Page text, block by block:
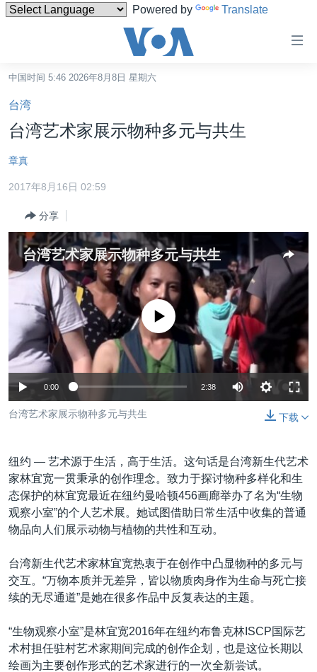
Powered by Translate
碍
链
接
转
内
导
检
索
台湾
港澳
国际
最新国际新闻
印太
中东
欧洲
非洲
美洲
分类新闻
经济·金融·贸易
人权·法律·宗教
科教·文娱·体健
军事
劳工
美中关系
热点专题
白宫要闻
国会报道
美中关系
美国建国250周年
重要讲话与声明
台海两岸关系
南中国海争端
关注新疆
GEN Z 看美国
VOA视频
VOA今日焦点
中文广播
关注我们
其他语言网站
中国时间 5:46 2026年8月8日 星期六
台湾
台湾艺术家展示物种多元与共生
章真
2017年8月16日 02:59
分享
台湾艺术家展示物种多元与共生
没有媒体可用资源
0:00 2:38
下载
台湾艺术家展示物种多元与共生
纽约 — 艺术源于生活，高于生活。这句话是台湾新生代艺术
家林宜宽一贯秉承的创作理念。致力于探讨物种多样化和生
态保护的林宜宽最近在纽约曼哈顿456画廊举办了名为“生物
观察小室”的个人艺术展。她试图借助日常生活中收集的普通
物品向人们展示动物与植物的共性和互动。
台湾新生代艺术家林宜宽热衷于在创作中凸显物种的多元与
交互。“万物本质并无差异，皆以物质肉身作为生命与死亡接
续的无尽通道”是她在很多作品中反复表达的主题。
“生物观察小室”是林宜宽2016年在纽约布鲁克林ISCP国际艺
术村担任驻村艺术家期间完成的创作企划，也是这位长期以
绘画为主要创作形式的艺术家进行的一次全新尝试。